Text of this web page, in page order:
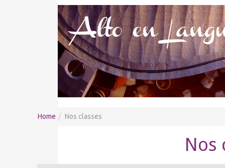
Home Nos classes
Nos